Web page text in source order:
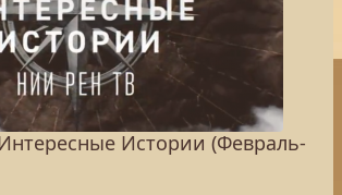
Истории (Февраль-